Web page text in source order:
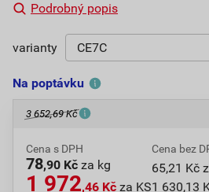
Podrobný popis
varianty
Na poptávku
3 652,69 Kč
Cena s DPH
78,90 Kč za kg
1 972,46 Kč za KS
Cena bez
65,21 Kč
1 630,13